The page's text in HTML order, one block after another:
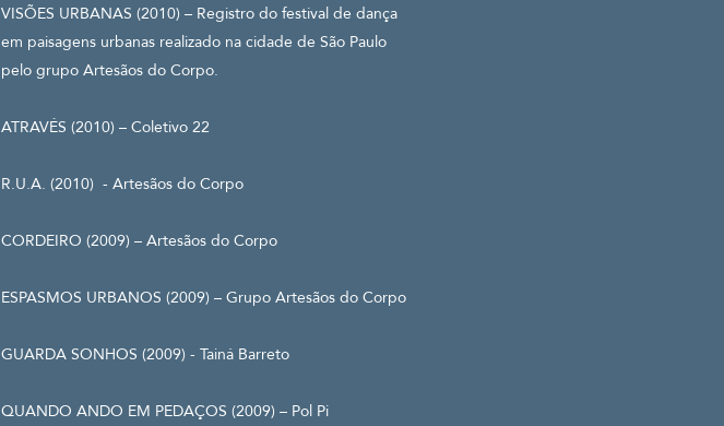
VISÕES URBANAS (2010) – Registro do festival de dança
em paisagens urbanas realizado na cidade de São Paulo
pelo grupo Artesãos do Corpo.
ATRAVÉS (2010) – Coletivo 22
R.U.A. (2010) - Artesãos do Corpo
CORDEIRO (2009) – Artesãos do Corpo
ESPASMOS URBANOS (2009) – Grupo Artesãos do Corpo
GUARDA SONHOS (2009) - Tainá Barreto
QUANDO ANDO EM PEDAÇOS (2009) – Pol Pi